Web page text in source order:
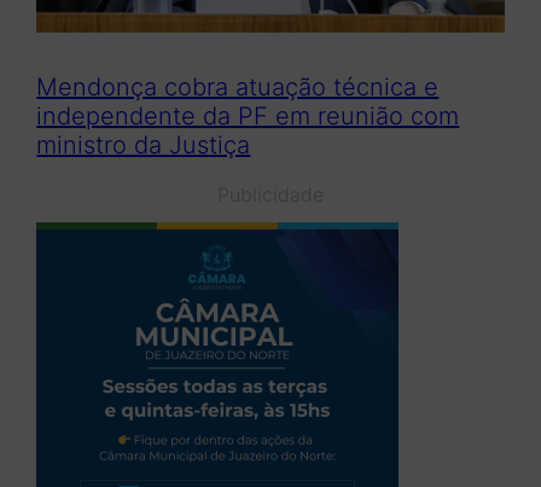
Mendonça cobra atuação técnica e
independente da PF em reunião com
ministro da Justiça
Publicidade